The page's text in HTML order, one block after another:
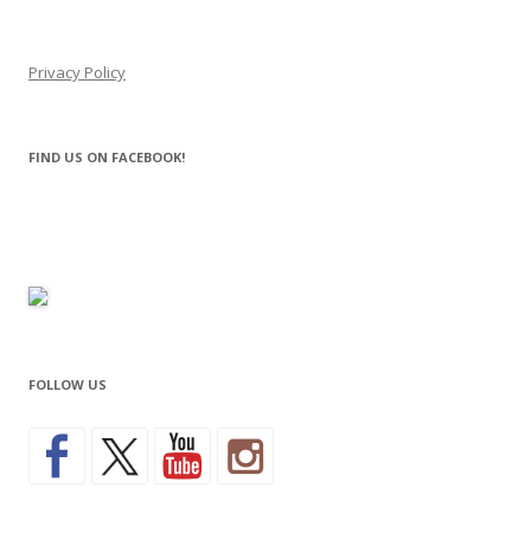
Privacy Policy
FIND US ON FACEBOOK!
FOLLOW US